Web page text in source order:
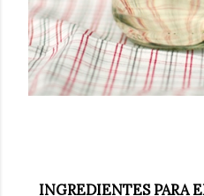
INGREDIENTES PARA